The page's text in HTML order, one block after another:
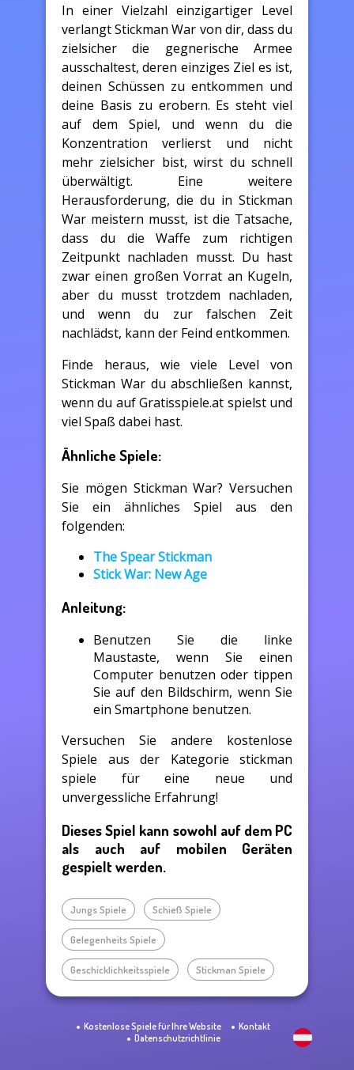
In einer Vielzahl einzigartiger Level
verlangt Stickman War von dir, dass du
zielsicher die gegnerische Armee
ausschaltest, deren einziges Ziel es ist,
deinen Schüssen zu entkommen und
deine Basis zu erobern. Es steht viel
auf dem Spiel, und wenn du die
Konzentration verlierst und nicht
mehr zielsicher bist, wirst du schnell
überwältigt. Eine weitere
Herausforderung, die du in Stickman
War meistern musst, ist die Tatsache,
dass du die Waffe zum richtigen
Zeitpunkt nachladen musst. Du hast
zwar einen großen Vorrat an Kugeln,
aber du musst trotzdem nachladen,
und wenn du zur falschen Zeit
nachlädst, kann der Feind entkommen.
Finde heraus, wie viele Level von
Stickman War du abschließen kannst,
wenn du auf Gratisspiele.at spielst und
viel Spaß dabei hast.
Ähnliche Spiele:
Sie mögen Stickman War? Versuchen
Sie ein ähnliches Spiel aus den
folgenden:
The Spear Stickman
Stick War: New Age
Anleitung:
Benutzen Sie die linke
Maustaste, wenn Sie einen
Computer benutzen oder tippen
Sie auf den Bildschirm, wenn Sie
ein Smartphone benutzen.
Versuchen Sie andere kostenlose
Spiele aus der Kategorie stickman
spiele für eine neue und
unvergessliche Erfahrung!
Dieses Spiel kann sowohl auf dem PC
als auch auf mobilen Geräten
gespielt werden.
Jungs Spiele Schieß Spiele
Gelegenheits Spiele
Geschicklichkeitsspiele Stickman Spiele
Kostenlose Spiele für Ihre Website
Kontakt
Datenschutzrichtlinie